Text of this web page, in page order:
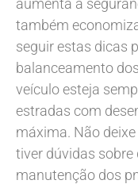
também
seguir estas dicas
balanceamento
veículo esteja
estradas com
máxima. Não
tiver dúvidas
manutenção dos